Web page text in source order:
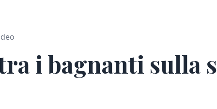
i bagnanti sulla